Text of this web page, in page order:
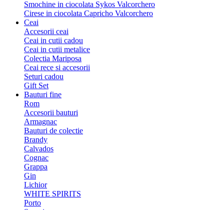
Smochine in ciocolata Sykos Valcorchero
Cirese in ciocolata Capricho Valcorchero
Ceai
Accesorii ceai
Ceai in cutii cadou
Ceai in cutii metalice
Colectia Mariposa
Ceai rece si accesorii
Seturi cadou
Gift Set
Bauturi fine
Rom
Accesorii bauturi
Armagnac
Bauturi de colectie
Brandy
Calvados
Cognac
Grappa
Gin
Lichior
WHITE SPIRITS
Porto